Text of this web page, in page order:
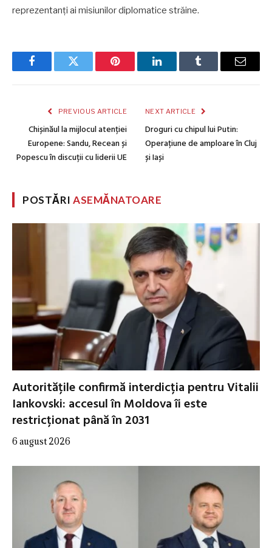
reprezentanți ai misiunilor diplomatice străine.
FacebookTwitter Pinterest LinkedInTumblr Email
PREVIOUS ARTICLE
Chișinăul la mijlocul atenției
Europene: Sandu, Recean și
Popescu în discuții cu liderii UE
NEXT ARTICLE
Droguri cu chipul lui Putin:
Operațiune de amploare în Cluj
și Iași
POSTĂRIASEMĂNATOARE
Autoritățile confirmă interdicția pentru Vitalii
Iankovski: accesul în Moldova îi este
restricționat până în 2031
6 august 2026